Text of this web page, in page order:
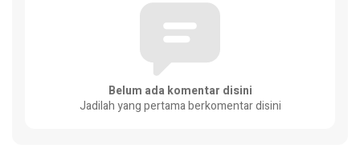
Belum ada komentar disini
Jadilah yang pertama berkomentar disini